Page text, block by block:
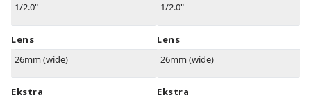
1/2.0"
Lens
26mm (wide)
Ekstra
1/2.0"
Lens
26mm (wide)
Ekstra